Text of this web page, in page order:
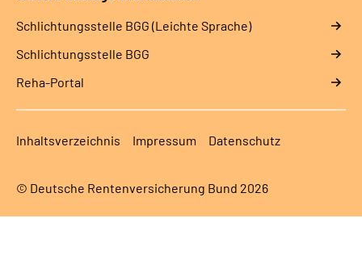
Schlich­tungs­stel­le BGG (Leichte Sprache)
Schlich­tungs­stel­le BGG
Reha-Portal
Inhaltsverzeichnis Impressum Datenschutz
© Deutsche Rentenversicherung Bund 2026